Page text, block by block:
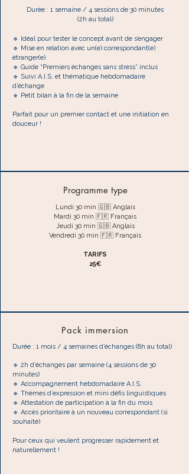
Durée : 1 semaine / 4 sessions de 30 minutes
(2h au total)
🔹 Idéal pour tester le concept avant de s’engager
🔹 Mise en relation avec un(e) correspondant(e)
étranger(e)
🔹 Guide “Premiers échanges sans stress” inclus
🔹 Suivi A.I.S. et thématique hebdomadaire
d’échange
🔹 Petit bilan à la fin de la semaine
Parfait pour un premier contact et une initiation en
douceur !
Programme type
Lundi 30 min 🇬🇧 Anglais
Mardi 30 min 🇫🇷 Français
Jeudi 30 min 🇬🇧 Anglais
Vendredi 30 min 🇫🇷 Français
TARIFS
25€
Pack immersion
Durée : 1 mois / 4 semaines d’échanges (8h au total)
🔹 2h d’échanges par semaine (4 sessions de 30
minutes)
🔹 Accompagnement hebdomadaire A.I.S.
🔹 Thèmes d’expression et mini défis linguistiques
🔹 Attestation de participation à la fin du mois
🔹 Accès prioritaire à un nouveau correspondant (si
souhaité)
Pour ceux qui veulent progresser rapidement et
naturellement !